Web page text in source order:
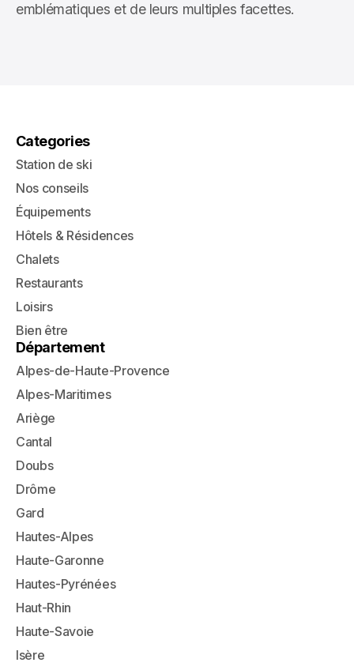
emblématiques et de leurs multiples facettes.
Categories
Station de ski
Nos conseils
Équipements
Hôtels & Résidences
Chalets
Restaurants
Loisirs
Bien être
Département
Alpes-de-Haute-Provence
Alpes-Maritimes
Ariège
Cantal
Doubs
Drôme
Gard
Hautes-Alpes
Haute-Garonne
Hautes-Pyrénées
Haut-Rhin
Haute-Savoie
Isère